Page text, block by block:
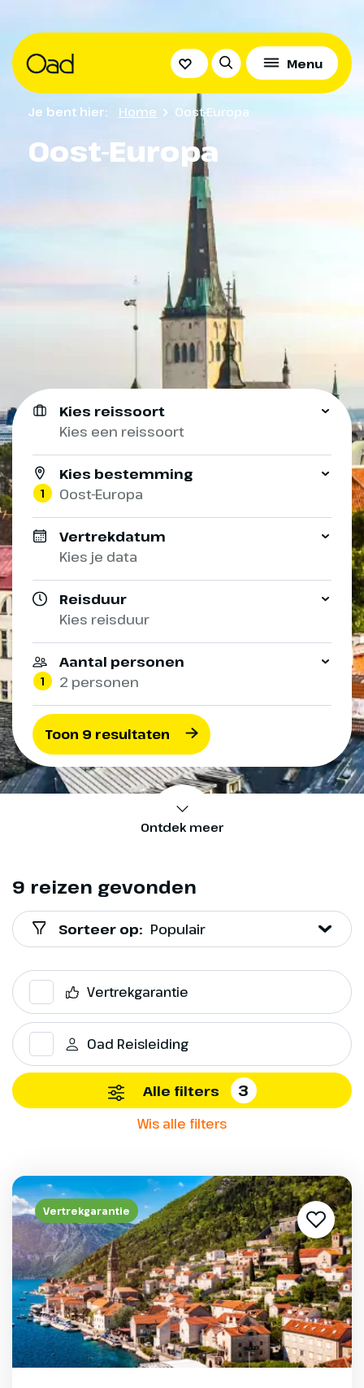
Menu
Oost-Europa
Ontdek meer
Je bent hier: Home Oost-Europa
Kies reissoort
Kies een reissoort
Kies bestemming
1 Oost-Europa
Vertrekdatum
Kies je data
Reisduur
Kies reisduur
Aantal personen
1 2 personen
Toon 9 resultaten
9 reizen gevonden
Sorteer op: Populair
Vertrekgarantie
Oad Reisleiding
Alle filters 3
Wis alle filters
Vertrekgarantie